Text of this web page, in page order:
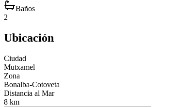
Baños
2
Ubicación
Ciudad
Mutxamel
Zona
Bonalba-Cotoveta
Distancia al Mar
8 km